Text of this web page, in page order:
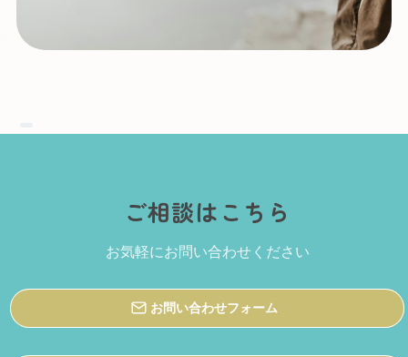
ご相談はこちら
お気軽にお問い合わせください
お問い合わせフォーム